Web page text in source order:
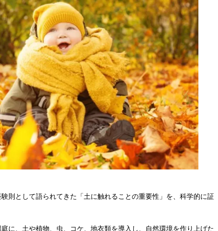
則として語られてきた「土に触れることの重要性」を、科学的に証
に、土や植物、虫、コケ、地衣類を導入し、自然環境を作り上げた